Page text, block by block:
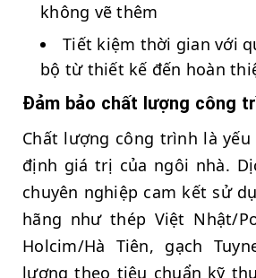
không vẽ thêm
Tiết kiệm thời gian với
bộ từ thiết kế đến hoàn
Đảm bảo chất lượng công
Chất lượng công trình là
định giá trị của ngôi nhà.
chuyên nghiệp cam kết sử
hãng như thép Việt Nhật/
Holcim/Hà Tiên, gạch
lượng theo tiêu chuẩn kỹ